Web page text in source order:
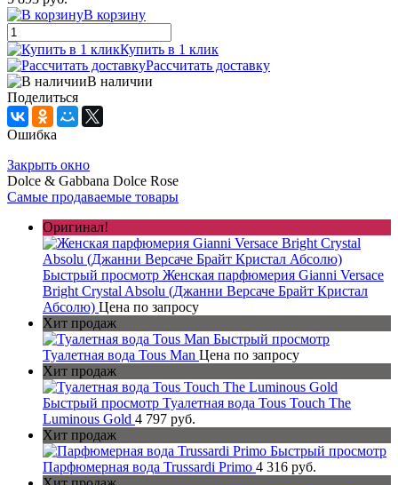
В корзину
Купить в 1 клик
Рассчитать доставку
В наличии
Поделиться
Ошибка
Закрыть окно
Dolce & Gabbana Dolce Rose
Самые продаваемые товары
Оригинал!
Быстрый просмотр Женская парфюмерия Gianni Versace
Bright Crystal Absolu (Джанни Версаче Брайт Кристал
Абсолю) Цена по запросу
Хит продаж
Быстрый просмотр
Туалетная вода Tous Man Цена по запросу
Хит продаж
Быстрый просмотр Туалетная вода Tous Touch The
Luminous Gold 4 797 руб.
Хит продаж
Быстрый просмотр
Парфюмерная вода Trussardi Primo 4 316 руб.